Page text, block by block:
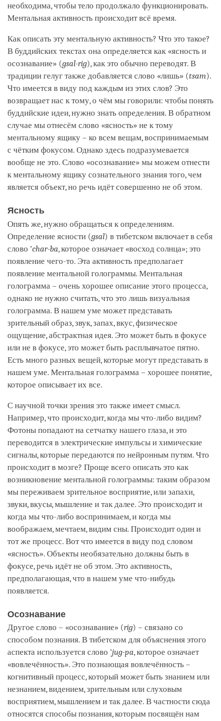
необходима, чтобы тело продолжало функционировать.
Ментальная активность происходит всё время.
Как описать эту ментальную активность? Что это такое?
В буддийских текстах она определяется как «ясность и
осознавание» (gsal-rig), как это обычно переводят. В
традиции гелуг также добавляется слово «лишь» (tsam).
Что имеется в виду под каждым из этих слов? Это
возвращает нас к тому, о чём мы говорили: чтобы понять
буддийские идеи, нужно знать определения. В обратном
случае мы отнесём слово «ясность» не к тому
ментальному ящику – ко всем вещам, воспринимаемым
с чётким фокусом. Однако здесь подразумевается
вообще не это. Слово «осознавание» мы можем отнести
к ментальному ящику сознательного знания того, чем
является объект, но речь идёт совершенно не об этом.
Ясность
Опять же, нужно обращаться к определениям.
Определение ясности (gsal) в тибетском включает в себя
слово ’char-ba, которое означает «восход солнца»; это
появление чего-то. Эта активность предполагает
появление ментальной голограммы. Ментальная
голограмма – очень хорошее описание этого процесса,
однако не нужно считать, что это лишь визуальная
голограмма. В нашем уме может представать
зрительный образ, звук, запах, вкус, физическое
ощущение, абстрактная идея. Это может быть в фокусе
или не в фокусе, это может быть расплывчатое пятно.
Есть много разных вещей, которые могут представать в
нашем уме. Ментальная голограмма – хорошее понятие,
которое описывает их все.
С научной точки зрения это также имеет смысл.
Например, что происходит, когда мы что-либо видим?
Фотоны попадают на сетчатку нашего глаза, и это
переводится в электрические импульсы и химические
сигналы, которые передаются по нейронным путям. Что
происходит в мозге? Проще всего описать это как
возникновение ментальной голограммы: таким образом
мы переживаем зрительное восприятие, или запахи,
звуки, вкусы, мышление и так далее. Это происходит и
когда мы что-либо воспринимаем, и когда мы
воображаем, мечтаем, видим сны. Происходит один и
тот же процесс. Вот что имеется в виду под словом
«ясность». Объекты необязательно должны быть в
фокусе, речь идёт не об этом. Это активность,
предполагающая, что в нашем уме что-нибудь
появляется.
Осознавание
Другое слово – «осознавание» (rig) – связано со
способом познания. В тибетском для объяснения этого
аспекта используется слово ’jug-pa, которое означает
«вовлечённость». Это познающая вовлечённость –
когнитивный процесс, который может быть знанием или
незнанием, видением, зрительным или слуховым
восприятием, мышлением и так далее. В частности сюда
относятся способы познания, которым посвящён нам